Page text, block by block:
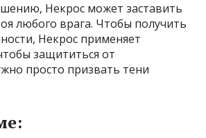
Некрос может заставить
любого врага. Чтобы получить
Некрос применяет
защититься от
просто призвать тени